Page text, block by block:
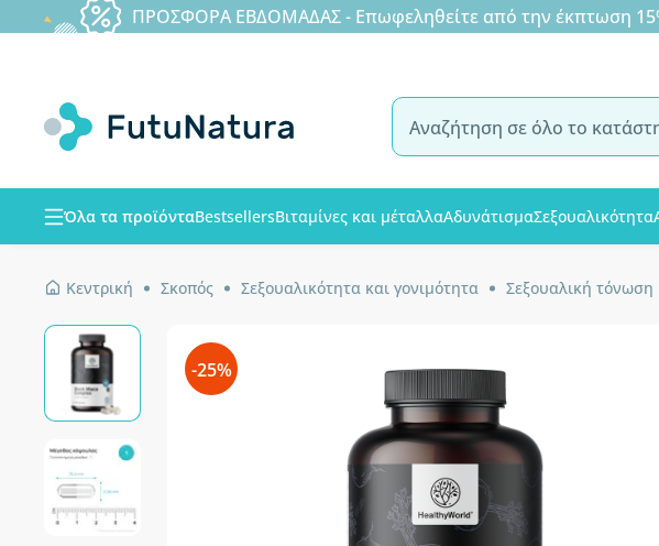
ΠΡΟΣΦΟΡΑ ΕΒΔΟΜΑΔΑΣ - Επωφεληθείτε από την έκπτωση
Όλα τα προϊόνταBestsellersΒιταμίνες και μέταλλαΑδυνάτισμαΣεξουαλικότητα
Κεντρική Σκοπός Σεξουαλικότητα και γονιμότητα Σεξουαλική τόνωση
-25%